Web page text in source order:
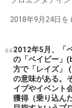
2018年9月24日を
2012年5月、「
の「ベイビー」
方で「レイズ」
の意味がある。
イブやイベント
獲得（乗り込ん